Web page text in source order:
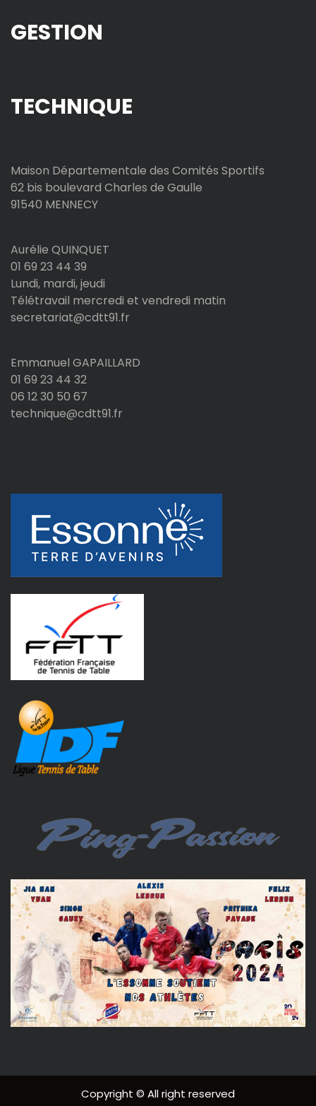
GESTION
TECHNIQUE
Maison Départementale des Comités Sportifs
62 bis boulevard Charles de Gaulle
91540 MENNECY
Aurélie QUINQUET
01 69 23 44 39
Lundi, mardi, jeudi
Télétravail mercredi et vendredi matin
secretariat@cdtt91.fr
Emmanuel GAPAILLARD
01 69 23 44 32
06 12 30 50 67
technique@cdtt91.fr
Copyright © All right reserved